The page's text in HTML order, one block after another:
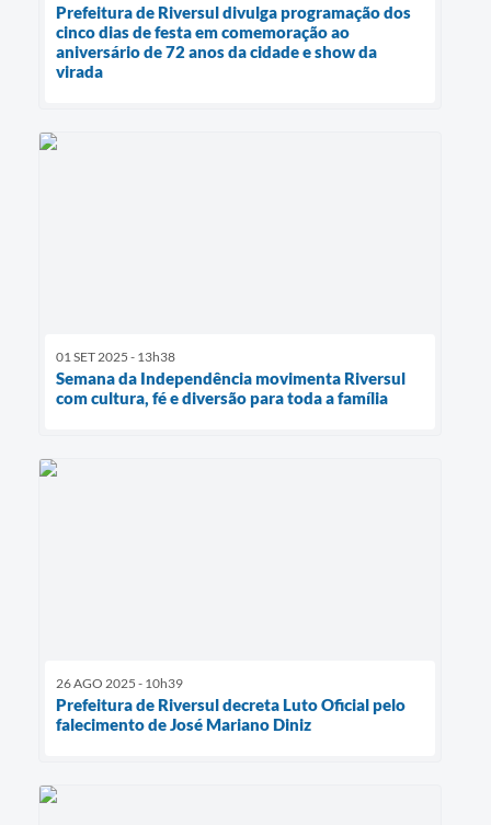
Prefeitura de Riversul divulga programação dos
cinco dias de festa em comemoração ao
aniversário de 72 anos da cidade e show da
virada
01 SET 2025 - 13h38
Semana da Independência movimenta Riversul
com cultura, fé e diversão para toda a família
26 AGO 2025 - 10h39
Prefeitura de Riversul decreta Luto Oficial pelo
falecimento de José Mariano Diniz